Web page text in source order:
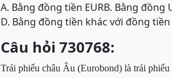
A. Bằng đồng tiền EURB. Bằng đồng
D. Bằng đồng tiền khác với đồng
Câu hỏi 730768:
Trái phiếu châu Âu (Eurobond) là trái